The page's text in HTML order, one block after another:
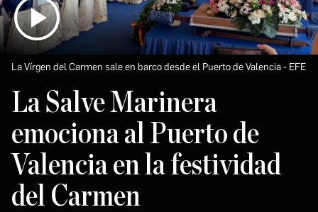
La Vírgen del Carmen sale en barco desde el Puerto de Valencia EFE
La Salve Marinera
emociona al Puerto de
Valencia en la festividad
del Carmen